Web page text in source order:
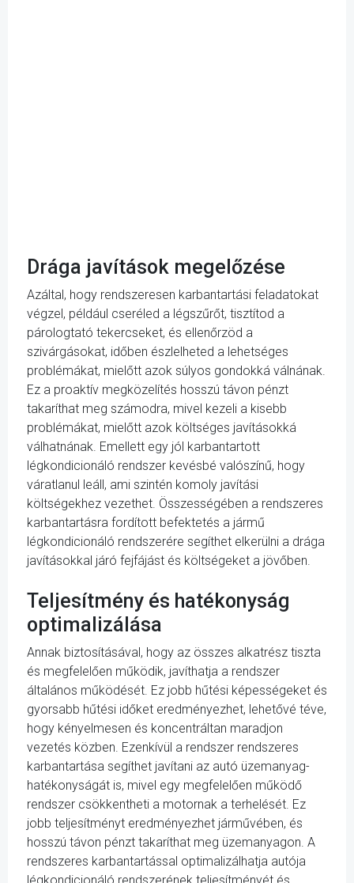
Drága javítások megelőzése
Azáltal, hogy rendszeresen karbantartási feladatokat
végzel, például cseréled a légszűrőt, tisztítod a
párologtató tekercseket, és ellenőrzöd a
szivárgásokat, időben észlelheted a lehetséges
problémákat, mielőtt azok súlyos gondokká válnának.
Ez a proaktív megközelítés hosszú távon pénzt
takaríthat meg számodra, mivel kezeli a kisebb
problémákat, mielőtt azok költséges javításokká
válhatnának. Emellett egy jól karbantartott
légkondicionáló rendszer kevésbé valószínű, hogy
váratlanul leáll, ami szintén komoly javítási
költségekhez vezethet. Összességében a rendszeres
karbantartásra fordított befektetés a jármű
légkondicionáló rendszerére segíthet elkerülni a drága
javításokkal járó fejfájást és költségeket a jövőben.
Teljesítmény és hatékonyság
optimalizálása
Annak biztosításával, hogy az összes alkatrész tiszta
és megfelelően működik, javíthatja a rendszer
általános működését. Ez jobb hűtési képességeket és
gyorsabb hűtési időket eredményezhet, lehetővé téve,
hogy kényelmesen és koncentráltan maradjon
vezetés közben. Ezenkívül a rendszer rendszeres
karbantartása segíthet javítani az autó üzemanyag-
hatékonyságát is, mivel egy megfelelően működő
rendszer csökkentheti a motornak a terhelését. Ez
jobb teljesítményt eredményezhet járművében, és
hosszú távon pénzt takaríthat meg üzemanyagon. A
rendszeres karbantartással optimalizálhatja autója